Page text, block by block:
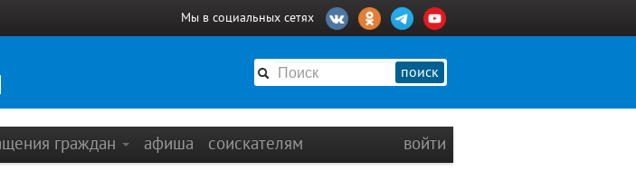
Мы в социальных сетях
поиск
граждан афиша соискателям войти